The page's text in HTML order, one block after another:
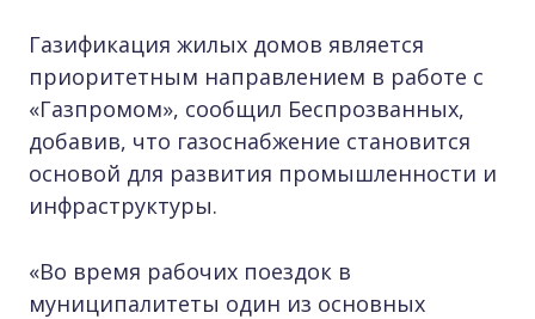
Газификация жилых домов является
приоритетным направлением в работе с
«Газпромом», сообщил Беспрозванных,
добавив, что газоснабжение становится
основой для развития промышленности и
инфраструктуры.
«Во время рабочих поездок в
муниципалитеты один из основных